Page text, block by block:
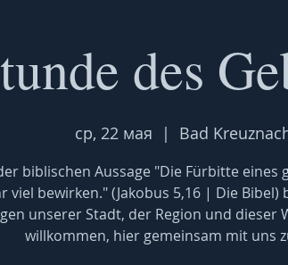
des
ср, 22 мая
  |
Bad
biblischen Aussage "Die Fürbitte eines
viel bewirken." (Jakobus 5,16 | Die
unserer Stadt, der Region und dieser
willkommen, hier gemeinsam mit uns